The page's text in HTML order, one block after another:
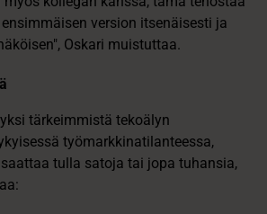
version itsenäisesti ja
Oskari muistuttaa.
tärkeimmistä tekoälyn
työmarkkinatilanteessa,
tulla satoja tai jopa tuhansia,